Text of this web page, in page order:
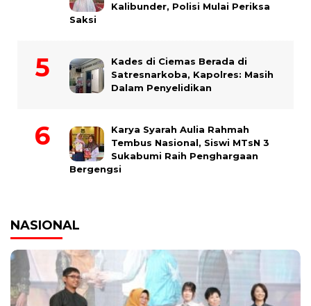
Kalibunder, Polisi Mulai Periksa
Saksi
Kades di Ciemas Berada di
Satresnarkoba, Kapolres: Masih
Dalam Penyelidikan
Karya Syarah Aulia Rahmah
Tembus Nasional, Siswi MTsN 3
Sukabumi Raih Penghargaan
Bergengsi
NASIONAL